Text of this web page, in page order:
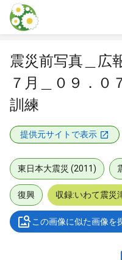
本文に飛ぶ
震災前写真＿広
７月＿０９．０
訓練
提供元サイトで表示
東日本大震災 (2011)
復興 収録:いわて震災
この画像に似た画像を